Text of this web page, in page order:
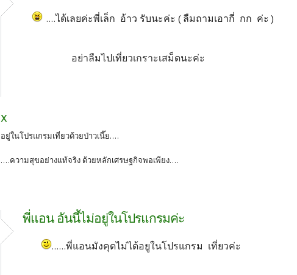
....ได้เลยค่ะพี่เล็ก อ้าว รับนะค่ะ ( ลืมถามเอากี่ กก ค่ะ )
อย่าลืมไปเที่ยวเกราะเสม็ดนะค่ะ
x
อยู่ในโปรแกรมเที่ยวด้วยป่าวเนี๊ย....
....ความสุขอย่างแท้จริง ด้วยหลักเศรษฐกิจพอเพียง....
พี่แอน อันนี้ไม่อยู่ในโปรแกรมค่ะ
......พี่แอนมังคุดไม่ได้อยูในโปรแกรม เที่ยวค่ะ